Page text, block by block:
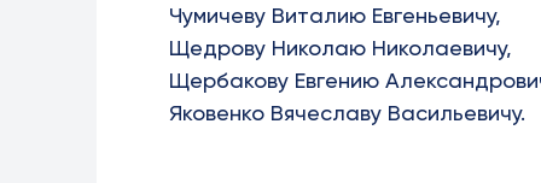
Чумичеву Виталию Евгеньевичу,
Щедрову Николаю Николаевичу,
Щербакову Евгению
Яковенко Вячеславу Васильевичу.